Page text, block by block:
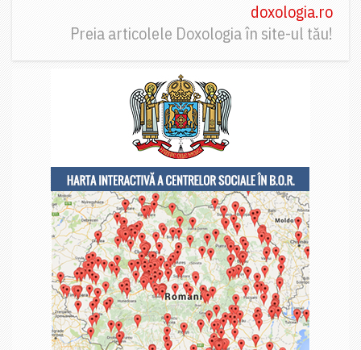
doxologia.ro
Preia articolele Doxologia în site-ul tău!